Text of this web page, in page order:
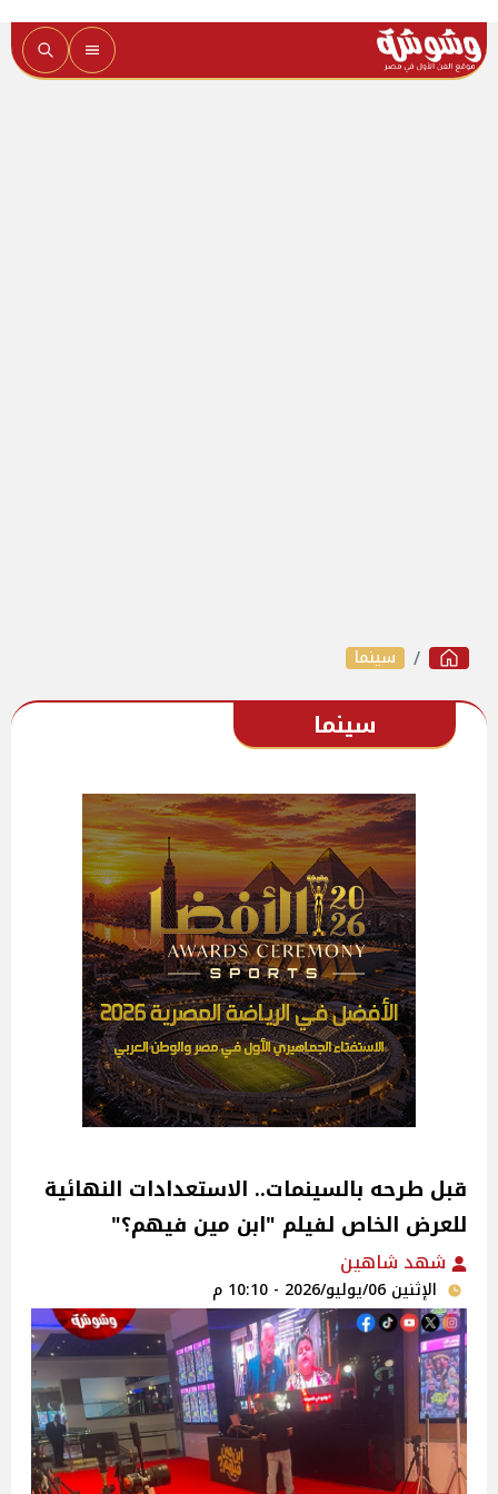
سينما
سينما
قبل طرحه بالسينمات.. الاستعدادات النهائية
للعرض الخاص لفيلم "ابن مين فيهم؟"
شهد شاهين
الإثنين 06/يوليو/2026 - 10:10 م